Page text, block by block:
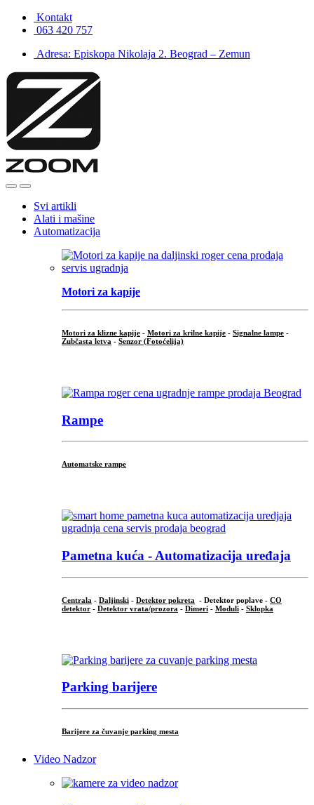
Skip
Skip
Kontakt
063 420 757
Adresa: Episkopa Nikolaja 2. Beograd – Zemun
OpenClose
Svi artikli
Alati i mašine
Automatizacija
Motori za kapije
Motori za klizne kapije - Motori za krilne kapije - Signalne lampe -
Zubčasta letva - Senzor (Fotoćelija)
Rampe
Automatske rampe
Pametna kuća - Automatizacija uređaja
Centrala - Daljinski - Detektor pokreta - Detektor poplave - CO
detektor - Detektor vrata/prozora - Dimeri - Moduli - Sklopka
Parking barijere
Barijere za čuvanje parking mesta
Video Nadzor